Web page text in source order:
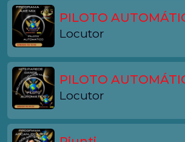
PILOTO
Locutor
PILOTO
Locutor